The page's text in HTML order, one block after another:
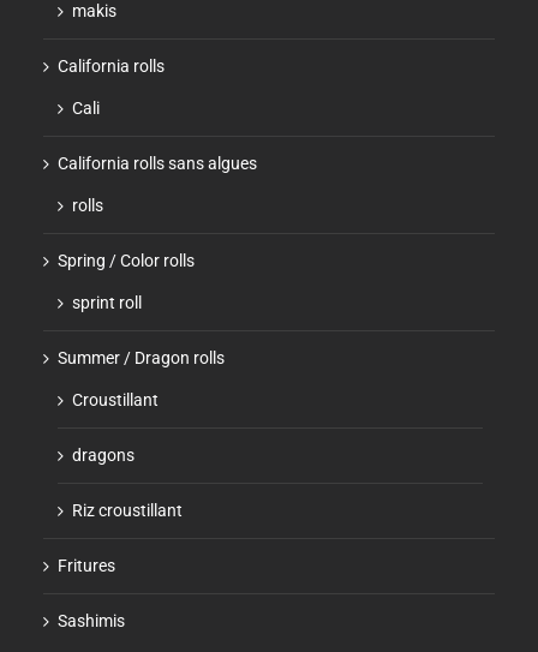
makis
California rolls
Cali
California rolls sans algues
rolls
Spring / Color rolls
sprint roll
Summer / Dragon rolls
Croustillant
dragons
Riz croustillant
Fritures
Sashimis